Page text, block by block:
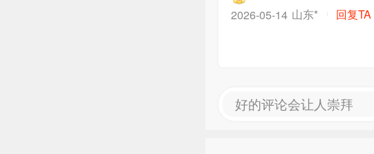
2026-05-14 山东* 回复TA
好的评论会让人崇拜